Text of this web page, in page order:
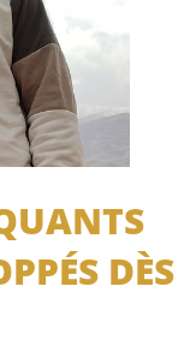
DÈS